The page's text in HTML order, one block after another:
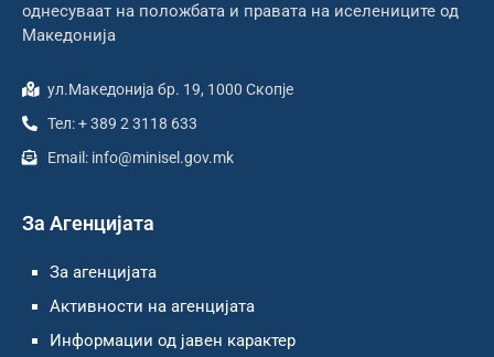
однесуваат на положбата и правата на иселениците од
Македонија
ул.Македонија бр. 19, 1000 Скопје
Тел: + 389 2 3118 633
Email: info@minisel.gov.mk
За Агенцијата
За агенцијата
Активности на агенцијата
Информации од јавен карактер